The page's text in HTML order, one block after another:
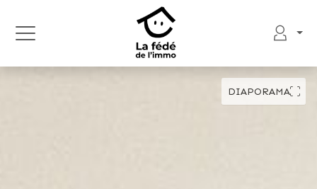
DIAPORAMA